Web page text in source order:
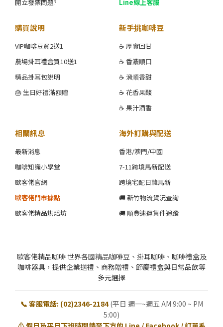
開立發票問題?
Line線上客服
購買說明
VIP咖啡豆買2送1
農場掛耳禮盒買10送1
精品掛耳包說明
🎂 生日好禮滿額贈
新手挑咖啡豆
☕ 厚實回甘
☕ 香濃順口
☕ 滑順香甜
☕ 花香果酸
☕ 果汁酒香
相關訊息
最新消息
咖啡知識小學堂
歐客佬官網
歐客佬門市據點
歐客佬精品烘焙坊
海外訂購與配送
香港/澳門/中國
7-11跨境馬新配送
跨境宅配日韓馬新
🚚 新竹物流貨況查詢
🚚 順豐速運貨件追蹤
歐客佬精品咖啡 世界各國精品咖啡豆、掛耳咖啡、咖啡禮盒及
咖啡器具，提供企業送禮、商務贈禮、節慶禮盒與日常品飲等
多元選擇
📞 客服電話: (02)2346-2184 (平日 週一~週五 AM 9:00 ~ PM
5:00)